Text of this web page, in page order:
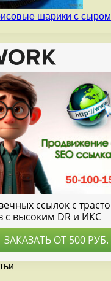
шарики с сыром